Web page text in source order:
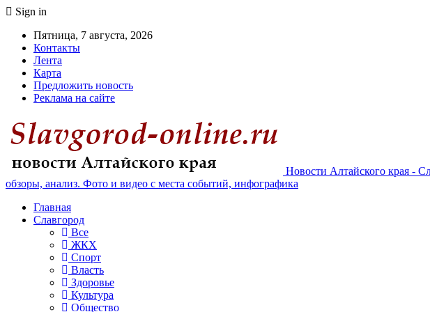
Sign in
Пятница, 7 августа, 2026
Контакты
Лента
Карта
Предложить новость
Реклама на сайте
Новости Алтайского края -
обзоры, анализ. Фото и видео с места событий, инфографика
Главная
Славгород
Все
ЖКХ
Спорт
Власть
Здоровье
Культура
Общество